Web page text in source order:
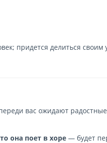
придется делиться своим
вас ожидают
она поет в хоре — будет